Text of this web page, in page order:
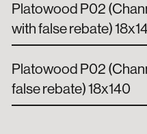
Platowood P02
with false rebate)
Platowood P02
false rebate) 18x140